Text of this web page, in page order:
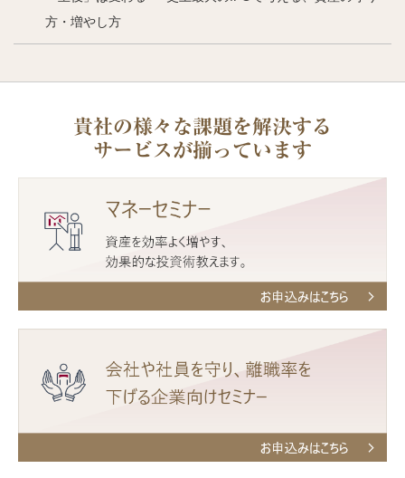
方・増やし方
貴社の様々な課題を解決する
サービスが揃っています